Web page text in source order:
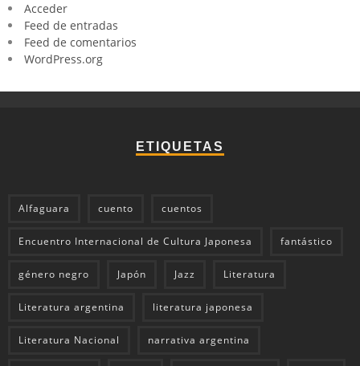
Acceder
Feed de entradas
Feed de comentarios
WordPress.org
ETIQUETAS
Alfaguara cuento cuentos
Encuentro Internacional de Cultura Japonesa fantástico
género negro Japón Jazz Literatura
Literatura argentina literatura japonesa
Literatura Nacional narrativa argentina